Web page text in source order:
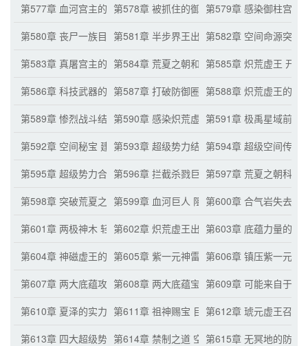
第577章 血河宫主的偷袭第578章 被抓住的御柱宫主第579章 感染御柱宫主
第580章 丧尸一族目前的十大半步界王
第581章 半步界王出手感染第582章 空间命源突破
第583章 真屠宫主的？？？第584章 荒夏之朝和栖云盟第585章 炽荒虚王 开战
第586章 科技武器的威力 半步界王的消失第587章 打破防御圈 开启荒夏之朝丧尸狂潮
第588章 炽荒虚王的信
第589章 惨烈战斗结果 炽荒虚王的绝望第590章 感染炽荒虚王 布置乾坤盘
第591章 极禹星域前所
第592章 空间秘宝 建立空间联系第593章 超级势力结盟 成功建立空间联系
第594章 超级空间传送
第595章 超级势力合气岩的底蕴 蕴含杀戮之气的漆黑斧头
第596章 拦截杀戮巨斧第597章 荒夏之朝科技
第598章 突破荒夏之朝防御罩 血河宫主出现
第599章 血河巨人 阻拦杀戮巨斧逃离
第600章 合气岩失去杀
第601章 两极神木 轻松突破防御圈第602章 炽荒虚王出现 逼停两极神木
第603章 底蕴力量的战
第604章 神磁虚王的计划第605章 紫一元神雷的困境 化云狱的出现
第606章 镇压紫一元神
第607章 两大底蕴攻击的接连突破 毁灭空间传送阵？
第608章 两大底蕴宝物被镇压 宇宙顶尖半步
第609章 可能来自于界
第610章 夏泽的实力 十秒跨越两大核心星系
第611章 祖神赐宝 目标无冥地第612章 琥元虚王召集
第613章 四大超级势力的决策第614章 禁制之道 空间旋涡第615章 无冥地的防御